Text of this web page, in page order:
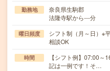
勤務地
奈良県生駒郡
法隆寺駅から---分
曜日頻度
シフト制（月～日）※
相談OK
時間
【シフト例】07:00
記は一例です！そ…